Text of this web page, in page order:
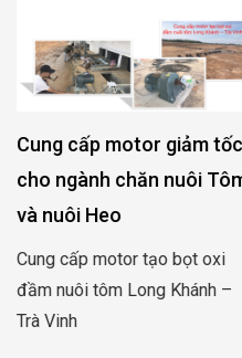
Cung cấp motor giảm tốc
cho ngành chăn nuôi Tôm
và nuôi Heo
Cung cấp motor tạo bọt oxi
đầm nuôi tôm Long Khánh –
Trà Vinh